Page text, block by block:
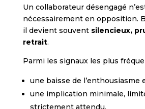
Un collaborateur désengagé
nécessairement en opposition.
il devient souvent silencieux,
retrait.
Parmi les signaux les plus
une baisse de l’enthousiasme
une implication minimale,
strictement attendu,